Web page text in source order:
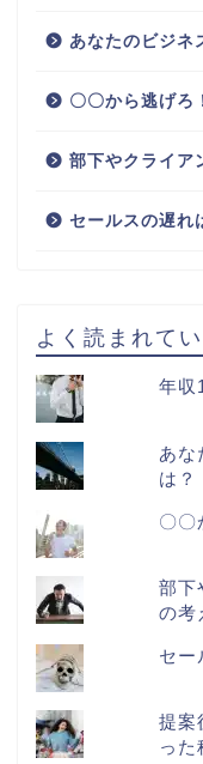
あなたのビジネ
〇〇から逃げろ
部下やクライア
セールスの遅れ
よく読まれて
年収
あな
は？
〇〇
部下
の考
セー
提案
った